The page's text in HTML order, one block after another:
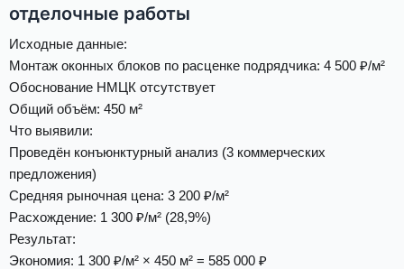
отделочные работы
Исходные данные:
Монтаж оконных блоков по расценке подрядчика: 4 500 ₽/м²
Обоснование НМЦК отсутствует
Общий объём: 450 м²
Что выявили:
Проведён конъюнктурный анализ (3 коммерческих
предложения)
Средняя рыночная цена: 3 200 ₽/м²
Расхождение: 1 300 ₽/м² (28,9%)
Результат:
Экономия: 1 300 ₽/м² × 450 м² = 585 000 ₽